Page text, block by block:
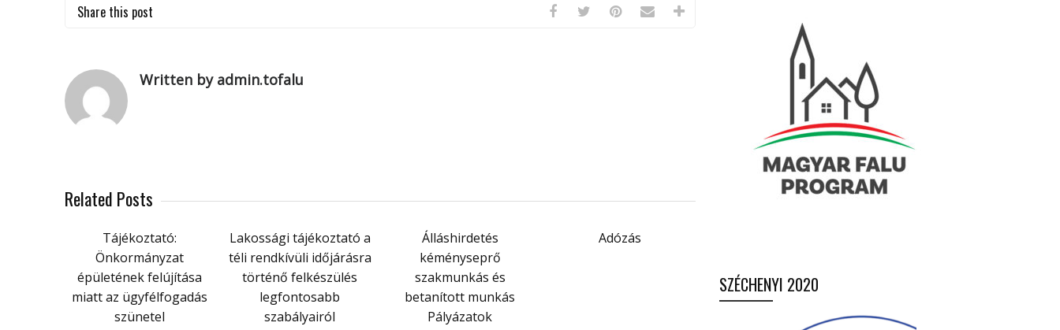
Share this post
Written by admin.tofalu
Related Posts
Tájékoztató:
Önkormányzat
épületének felújítása
miatt az ügyfélfogadás
szünetel
Lakossági tájékoztató a
téli rendkívüli időjárásra
történő felkészülés
legfontosabb
szabályairól
Álláshirdetés
kéményseprő
szakmunkás és
betanított munkás
Adózás
Pályázatok
SZÉCHENYI 2020